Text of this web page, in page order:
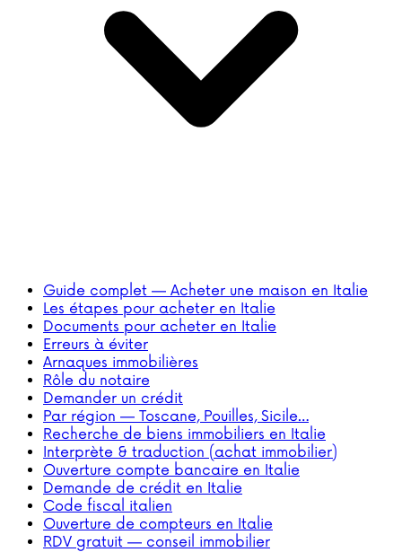
Guide complet — Acheter une maison en Italie
Les étapes pour acheter en Italie
Documents pour acheter en Italie
Erreurs à éviter
Arnaques immobilières
Rôle du notaire
Demander un crédit
Par région — Toscane, Pouilles, Sicile…
Recherche de biens immobiliers en Italie
Interprète & traduction (achat immobilier)
Ouverture compte bancaire en Italie
Demande de crédit en Italie
Code fiscal italien
Ouverture de compteurs en Italie
RDV gratuit — conseil immobilier